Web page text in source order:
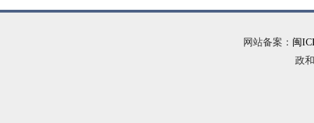
网站备案： 闽
政